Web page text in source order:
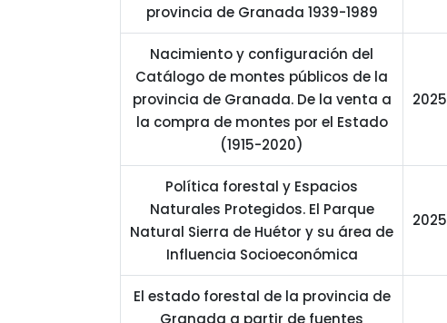
provincia de Granada 1939-1989
Nacimiento y configuración del
Catálogo de montes públicos de la
provincia de Granada. De la venta a
la compra de montes por el Estado
(1915-2020)
2025
Política forestal y Espacios
Naturales Protegidos. El Parque
Natural Sierra de Huétor y su área de
Influencia Socioeconómica
2025
El estado forestal de la provincia de
Granada a partir de fuentes